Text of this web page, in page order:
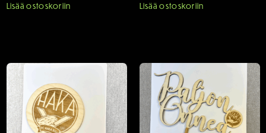
Lisää ostoskoriin Lisää ostoskoriin